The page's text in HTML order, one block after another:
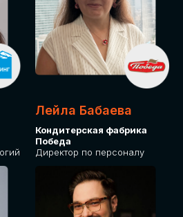
Лейла Бабаева
Кондитерская фабрика
Победа
Директор по персоналу